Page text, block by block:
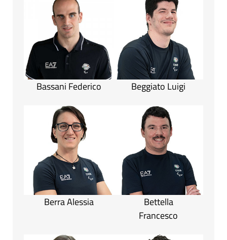
Bassani Federico Beggiato Luigi
Berra Alessia
Bettella
Francesco